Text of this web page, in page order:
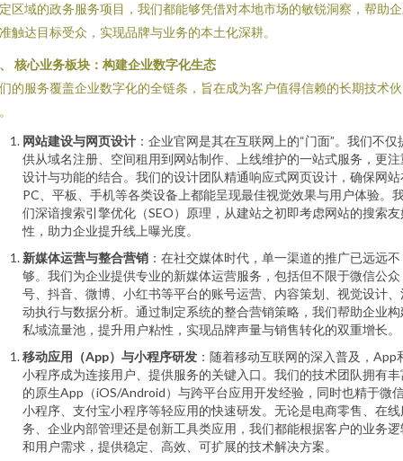
区域的政务服务项目，我们都能够凭借对本地市场的敏锐洞察，帮助
触达目标受众，实现品牌与业务的本土化深耕。
核心业务板块：构建企业数字化生态
的服务覆盖企业数字化的全链条，旨在成为客户值得信赖的长期技术伙
网站建设与网页设计 ：企业官网是其在互联网上的“门面”。我们不仅
供从域名注册、空间租用到网站制作、上线维护的一站式服务，更注
设计与功能的结合。我们的设计团队精通响应式网页设计，确保网站
PC、平板、手机等各类设备上都能呈现最佳视觉效果与用户体验。
们深谙搜索引擎优化（SEO）原理，从建站之初即考虑网站的搜索友
性，助力企业提升线上曝光度。
新媒体运营与整合营销 ：在社交媒体时代，单一渠道的推广已远远不
够。我们为企业提供专业的新媒体运营服务，包括但不限于微信公众
号、抖音、微博、小红书等平台的账号运营、内容策划、视觉设计、
动执行与数据分析。通过制定系统的整合营销策略，我们帮助企业构
私域流量池，提升用户粘性，实现品牌声量与销售转化的双重增长。
移动应用（App）与小程序研发 ：随着移动互联网的深入普及，App
小程序成为连接用户、提供服务的关键入口。我们的技术团队拥有丰
的原生App（iOS/Android）与跨平台应用开发经验，同时也精于微
小程序、支付宝小程序等轻应用的快速研发。无论是电商零售、在线
务、企业内部管理还是创新工具类应用，我们都能根据客户的业务逻
和用户需求，提供稳定、高效、可扩展的技术解决方案。